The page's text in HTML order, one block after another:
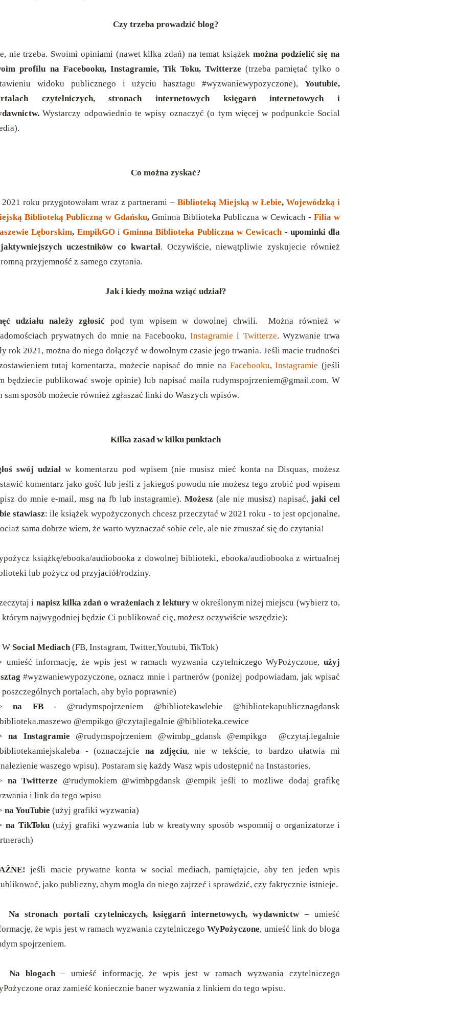
Czy trzeba prowadzić blog?
nie trzeba. Swoimi opiniami (nawet kilka zdań) na temat książek można podzielić się na
profilu na Facebooku, Instagramie, Tik Toku, Twitterze (trzeba pamiętać tylko o
widoku publicznego i użyciu hasztagu #wyzwaniewypozyczone), Youtubie,
czytelniczych, stronach internetowych księgarń internetowych i
Wystarczy odpowiednio te wpisy oznaczyć (o tym więcej w podpunkcie Social
Co można zyskać?
roku przygotowałam wraz z partnerami – Biblioteką Miejską w Łebie, Wojewódzką i
Biblioteką Publiczną w Gdańsku, Gminna Biblioteka Publiczna w Cewicach - Filia w
Lęborskim, EmpikGO iGminna Biblioteka Publiczna w Cewicach - upominki dla
uczestników co kwartał. Oczywiście, niewątpliwie zyskujecie również
przyjemność z samego czytania.
Jak i kiedy można wziąć udział?
udziału należy zgłosić pod tym wpisem w dowolnej chwili. Można również w
prywatnych do mnie na Facebooku,Instagramie i Twitterze. Wyzwanie trwa
rok 2021, można do niego dołączyć w dowolnym czasie jego trwania. Jeśli macie trudności
tutaj komentarza, możecie napisać do mnie na Facebooku,Instagramie (jeśli
będziecie publikować swoje opinie) lub napisać maila rudymspojrzeniem@gmail.com. W
sam sposób możecie również zgłaszać linki do Waszych wpisów.
Kilka zasad w kilku punktach
swój udziałw komentarzu pod wpisem (nie musisz mieć konta na Disquas, możesz
komentarz jako gość lub jeśli z jakiegoś powodu nie możesz tego zrobić pod wpisem
do mnie e-mail, msg na fb lub instagramie).Możesz (ale nie musisz) napisać,jaki cel
stawiasz: ile książek wypożyczonych chcesz przeczytać w 2021 roku - to jest opcjonalne,
sama dobrze wiem, że warto wyznaczać sobie cele, ale nie zmuszać się do czytania!
książkę/ebooka/audiobooka z dowolnej biblioteki, ebooka/audiobooka z wirtualnej
lub pożycz od przyjaciół/rodziny.
i napisz kilka zdań o wrażeniach z lekturyw określonym niżej miejscu (wybierz to,
którym najwygodniej będzie Ci publikować cię, możesz oczywiście wszędzie):
W Social Mediach (FB, Instagram, Twitter,Youtubi, TikTok)
umieść informację, że wpis jest w ramach wyzwania czytelniczego WyPożyczone, użyj
#wyzwaniewypozyczone, oznacz mnie i partnerów (poniżej podpowiadam, jak wpisać
poszczególnych portalach, aby było poprawnie)
>na FB- @rudymspojrzeniem @bibliotekawlebie @bibliotekapublicznagdansk
@empikgo @czytajlegalnie @biblioteka.cewice
na Instagramie @rudymspojrzeniem @wimbp_gdansk @empikgo @czytaj.legalnie
- (oznaczajcie na zdjęciu, nie w tekście, to bardzo ułatwia mi
waszego wpisu). Postaram się każdy Wasz wpis udostępnić na Instastories.
na Twitterze @rudymokiem @wimbpgdansk @empik jeśli to możliwe dodaj grafikę
i link do tego wpisu
na YouTubie (użyj grafiki wyzwania)
na TikToku(użyj grafiki wyzwania lub w kreatywny sposób wspomnij o organizatorze i
jeśli macie prywatne konta w social mediach, pamiętajcie, aby ten jeden wpis
jako publiczny, abym mogła do niego zajrzeć i sprawdzić, czy faktycznie istnieje.
Na stronach portali czytelniczych, księgarń internetowych, wydawnictw– umieść
że wpis jest w ramach wyzwania czytelniczego WyPożyczone, umieść link do bloga
spojrzeniem.
Na blogach– umieść informację, że wpis jest w ramach wyzwania czytelniczego
oraz zamieść koniecznie baner wyzwania z linkiem do tego wpisu.